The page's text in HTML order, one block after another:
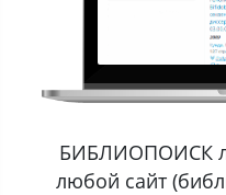
БИБЛИОПОИСК
любой сайт